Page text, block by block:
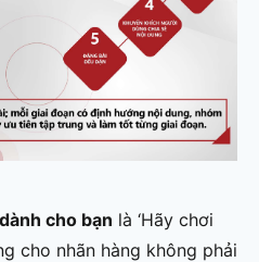
cho bạn là ‘Hãy chơi
cho nhãn hàng không phải